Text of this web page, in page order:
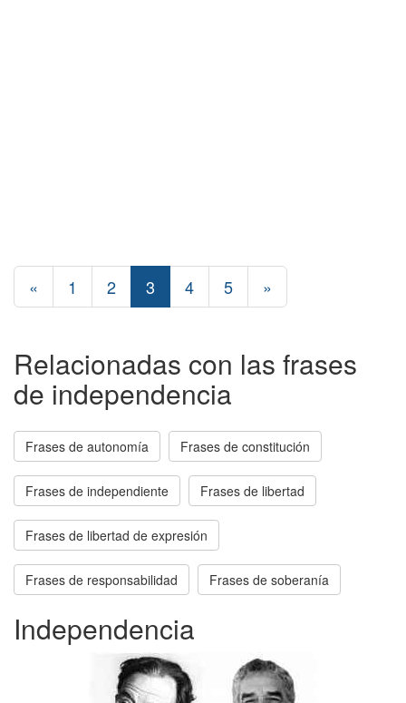
« 1 2 3 4 5 »
Relacionadas con las frases
de independencia
Frases de autonomía Frases de constitución
Frases de independiente Frases de libertad
Frases de libertad de expresión
Frases de responsabilidad Frases de soberanía
Independencia